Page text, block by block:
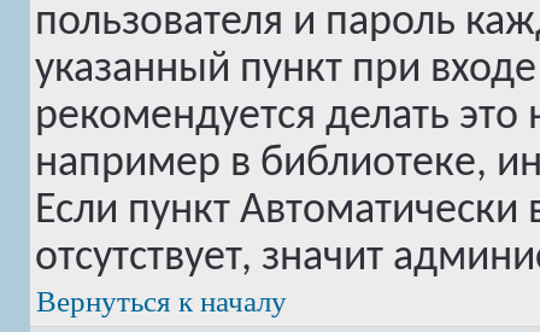
пользователя и пароль
указанный пункт при
рекомендуется делать
например в библиотеке,
Если пункт
отсутствует, значит
Вернуться к началу